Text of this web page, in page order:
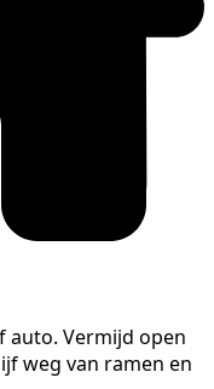
auto. Vermijd open
weg van ramen en